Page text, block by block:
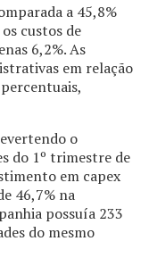
a 45,8%
custos de
6,2%. As
em relação
o
do 1º trimestre de
em capex
46,7% na
possuía 233
do mesmo